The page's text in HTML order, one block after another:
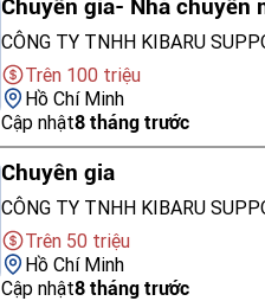
Chuyên gia- Nhà chuyên
CÔNG TY TNHH KIBARU
Trên 100 triệu
Hồ Chí Minh
Cập nhật8 tháng trước
Chuyên gia
CÔNG TY TNHH KIBARU
Trên 50 triệu
Hồ Chí Minh
Cập nhật8 tháng trước